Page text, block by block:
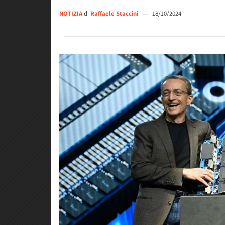
NOTIZIAdi Raffaele Staccini — 18/10/2024